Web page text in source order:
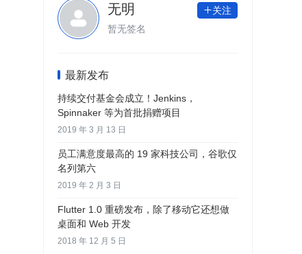
无明 关注
暂无签名
最新发布
持续交付基金会成立！Jenkins，
Spinnaker 等为首批捐赠项目
2019 年 3 月 13 日
员工满意度最高的 19 家科技公司，谷歌仅
名列第六
2019 年 2 月 3 日
Flutter 1.0 重磅发布，除了移动它还想做
桌面和 Web 开发
2018 年 12 月 5 日